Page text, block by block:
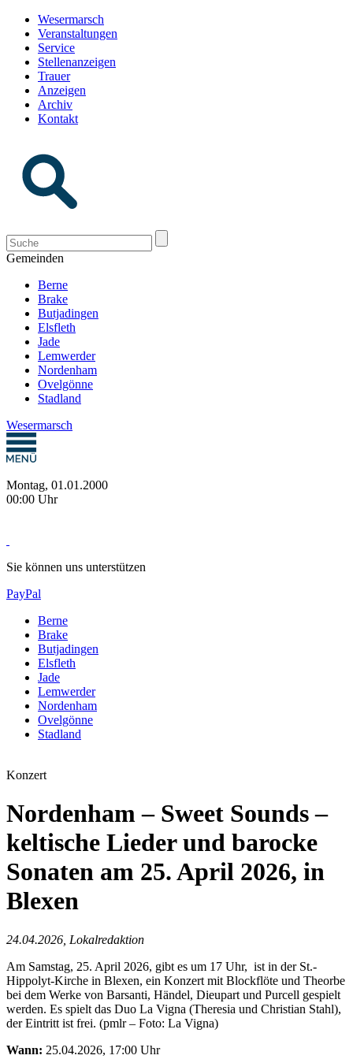
Wesermarsch
Veranstaltungen
Service
Stellenanzeigen
Trauer
Anzeigen
Archiv
Kontakt
Gemeinden
Berne
Brake
Butjadingen
Elsfleth
Jade
Lemwerder
Nordenham
Ovelgönne
Stadland
Wesermarsch
Montag, 01.01.2000
00:00 Uhr
Sie können uns unterstützen
PayPal
Berne
Brake
Butjadingen
Elsfleth
Jade
Lemwerder
Nordenham
Ovelgönne
Stadland
Konzert
Nordenham – Sweet Sounds –
keltische Lieder und barocke
Sonaten am 25. April 2026, in
Blexen
24.04.2026, Lokalredaktion
Am Samstag, 25. April 2026, gibt es um 17 Uhr, ist in der St.-
Hippolyt-Kirche in Blexen, ein Konzert mit Blockflöte und Theorbe
bei dem Werke von Barsanti, Händel, Dieupart und Purcell gespielt
werden. Es spielt das Duo La Vigna (Theresia und Christian Stahl),
der Eintritt ist frei. (pmlr – Foto: La Vigna)
Wann: 25.04.2026, 17:00 Uhr